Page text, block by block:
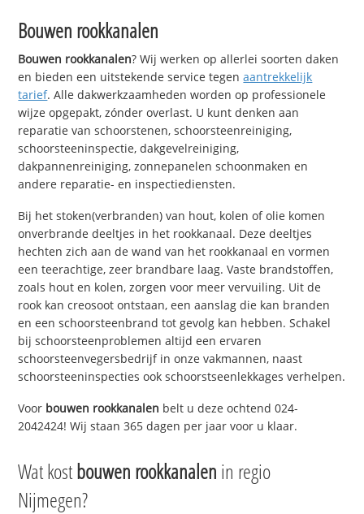
Bouwen rookkanalen
Bouwen rookkanalen? Wij werken op allerlei soorten daken
en bieden een uitstekende service tegenaantrekkelijk
tarief. Alle dakwerkzaamheden worden op professionele
wijze opgepakt, zónder overlast. U kunt denken aan
reparatie van schoorstenen, schoorsteenreiniging,
schoorsteeninspectie, dakgevelreiniging,
dakpannenreiniging, zonnepanelen schoonmaken en
andere reparatie- en inspectiediensten.
Bij het stoken(verbranden) van hout, kolen of olie komen
onverbrande deeltjes in het rookkanaal. Deze deeltjes
hechten zich aan de wand van het rookkanaal en vormen
een teerachtige, zeer brandbare laag. Vaste brandstoffen,
zoals hout en kolen, zorgen voor meer vervuiling. Uit de
rook kan creosoot ontstaan, een aanslag die kan branden
en een schoorsteenbrand tot gevolg kan hebben. Schakel
bij schoorsteenproblemen altijd een ervaren
schoorsteenvegersbedrijf in onze vakmannen, naast
schoorsteeninspecties ook schoorstseenlekkages verhelpen.
Voor bouwen rookkanalen belt u deze ochtend 024-
2042424! Wij staan 365 dagen per jaar voor u klaar.
Wat kostbouwen rookkanalen in regio
Nijmegen?